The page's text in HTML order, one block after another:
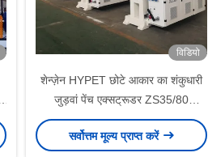
विडियो
शेन्ज़ेन HYPET छोटे आकार का शंकुधारी
जुड़वां पेंच एक्सट्रूडर ZS35/80
45/100 51/110
सर्वोत्तम मूल्य प्राप्त करें